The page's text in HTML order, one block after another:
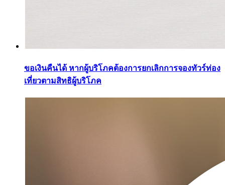
ขอเงินคืนได้ หากผู้บริโภคต้องการยกเลิกการจองทัวร์ท่อง
เที่ยวตามสิทธิผู้บริโภค